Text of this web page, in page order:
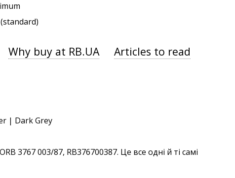
Why buy at RB.UA Articles to read
3767 003/87, RB376700387. Це все одні й ті самі